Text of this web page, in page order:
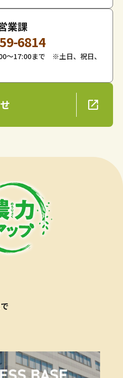
業課
6814
～17:00まで ※土日、祝日、